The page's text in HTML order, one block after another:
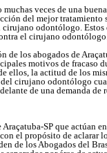
veces de una
del mejor
odontólogo. Estos
el cirujano odontólogo.
de los abogados de
motivos de fracaso
ellos, la actitud de los
cirujano odontólogo
de una demanda de
SP que actúan
el propósito de
de los Abogados del